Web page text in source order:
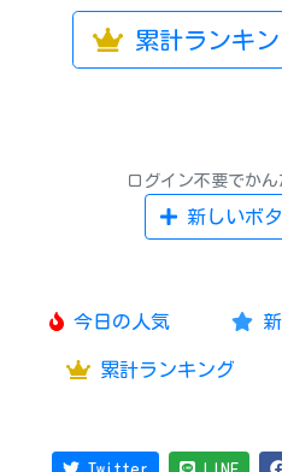
累計ランキン
新しいボ
今日の人気 新
累計ランキング